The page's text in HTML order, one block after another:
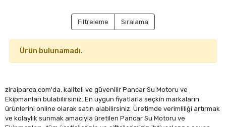
Filtreleme Sıralama
Ürün bulunamadı.
ziraiparca.com'da, kaliteli ve güvenilir Pancar Su Motoru ve
Ekipmanları bulabilirsiniz. En uygun fiyatlarla seçkin markaların
ürünlerini online olarak satın alabilirsiniz. Üretimde verimliliği artırmak
ve kolaylık sunmak amacıyla üretilen Pancar Su Motoru ve